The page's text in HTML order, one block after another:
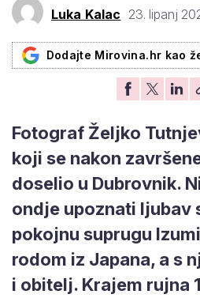
Luka Kalac 23. lipanj
Dodajte Mirovina.hr kao
Fotograf Željko
koji se nakon
doselio u Dubrovnik.
ondje upoznati ljubav
pokojnu suprugu
rodom iz Japana, a s
i obitelj. Krajem rujna